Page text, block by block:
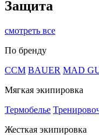
Защита
смотреть все
По бренду
CCM BAUER MAD
Мягкая экипировка
Термобелье
Жесткая экипировка